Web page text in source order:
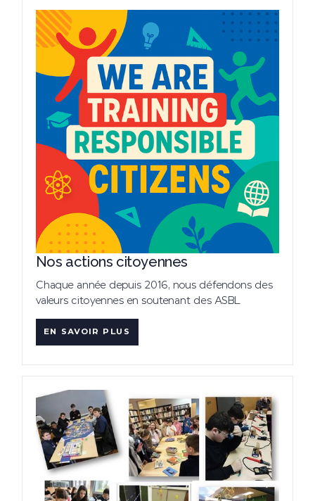
Nos actions citoyennes
Chaque année depuis 2016, nous défendons des
valeurs citoyennes en soutenant des ASBL
EN SAVOIR PLUS